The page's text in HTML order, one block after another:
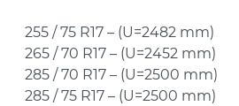
255 / 75 R17 – (U=2482 mm)
265 / 70 R17 – (U=2452 mm)
285 / 70 R17 – (U=2500 mm)
285 / 75 R17 – (U=2500 mm)